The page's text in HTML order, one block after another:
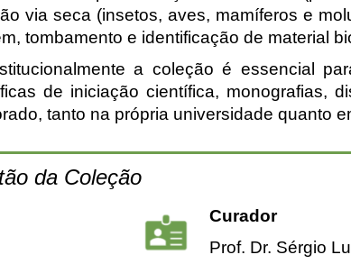
via seca (insetos, aves, mamíferos e
tombamento e identificação de material
a coleção é essencial
de iniciação científica, monografias,
tanto na própria universidade quanto
da Coleção
Curador
Prof. Dr. Sérgio